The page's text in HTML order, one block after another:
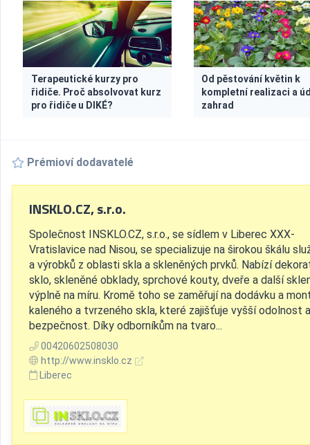
Terapeutické kurzy pro
řidiče. Proč absolvovat kurz
pro řidiče u DIKÉ?
Od pěstování květin k
kompletní realizaci a
zahrad
Prémioví dodavatelé
INSKLO.CZ, s.r.o.
Společnost INSKLO.CZ, s.r.o., se sídlem v Liberec XXX-
Vratislavice nad Nisou, se specializuje na širokou škálu
a výrobků z oblasti skla a skleněných prvků. Nabízí
sklo, skleněné obklady, sprchové kouty, dveře a další
výplně na míru. Kromě toho se zaměřují na dodávku a
kaleného a tvrzeného skla, které zajišťuje vyšší odolnost a
bezpečnost. Díky odborníkům na tvaro...
00420602508030
http://www.insklo.cz
Liberec